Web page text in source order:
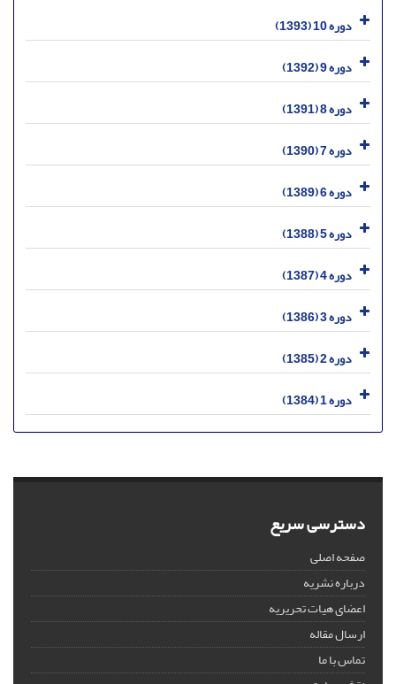
دوره 10 (1393)
دوره 9 (1392)
دوره 8 (1391)
دوره 7 (1390)
دوره 6 (1389)
دوره 5 (1388)
دوره 4 (1387)
دوره 3 (1386)
دوره 2 (1385)
دوره 1 (1384)
دسترسی سریع
صفحه اصلی
درباره نشریه
اعضای هیات تحریریه
ارسال مقاله
تماس با ما